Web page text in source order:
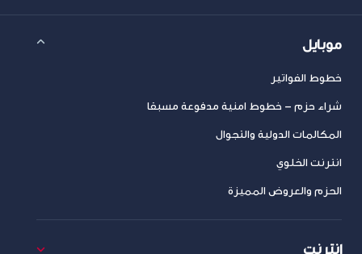
موبايل
خطوط الفواتير
شراء حزم – خطوط امنية مدفوعة مسبقا
المكالمات الدولية والتجوال
انترنت الخلوي
الحزم والعروض المميزة
إنترنت